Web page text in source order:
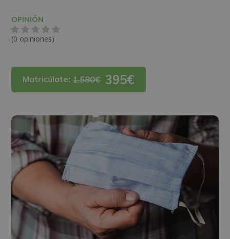
OPINIÓN
(0 opiniones)
Matricúlate:1.580€ 395€